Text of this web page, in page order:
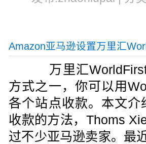
Amazon亚马逊设置万里汇
万里汇WorldFirst
方式之一，你可以用
各个站点收款。本文介
收款的方法，Thoms
过不少亚马逊卖家。 最